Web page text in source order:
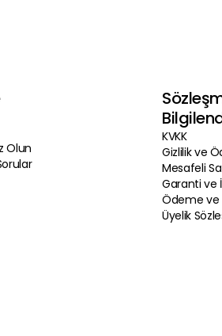
Olun
KVKK
Gizlilik ve
Mesafeli
Garanti ve
Ödeme ve
Üyelik